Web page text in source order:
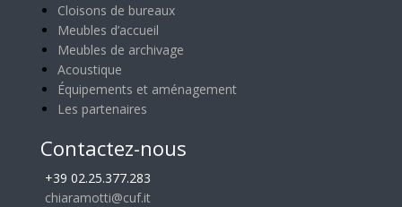
Cloisons de bureaux
Meubles d’accueil
Meubles de archivage
Acoustique
Équipements et aménagement
Les partenaires
Contactez-nous
+39 02.25.377.283
chiaramotti@cuf.it